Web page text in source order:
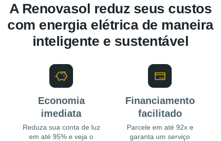
A Renovasol reduz seus custos
com energia elétrica de maneira
inteligente e sustentável
Economia
imediata
Reduza sua conta de luz
em até 95% e veja o
Financiamento
facilitado
Parcele em até 92x e
garanta um serviço